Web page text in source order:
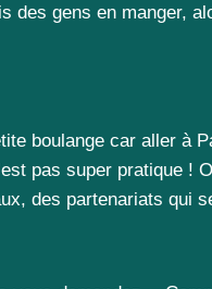
des gens en manger,
boulange car aller à
pas super pratique !
des partenariats qui